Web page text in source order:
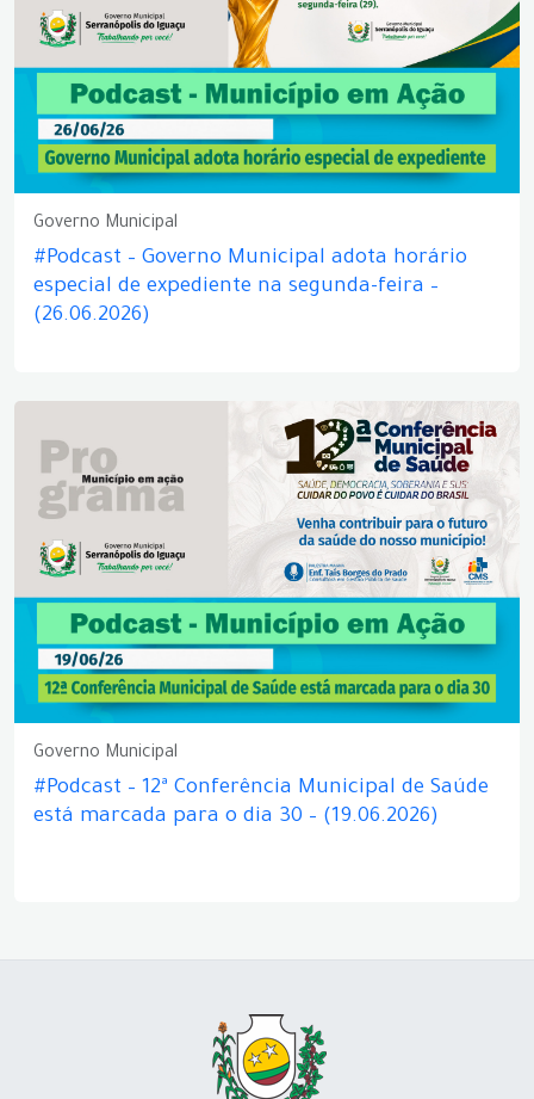
Governo Municipal
#Podcast – Governo Municipal adota horário
especial de expediente na segunda-feira –
(26.06.2026)
Governo Municipal
#Podcast – 12ª Conferência Municipal de Saúde
está marcada para o dia 30 – (19.06.2026)